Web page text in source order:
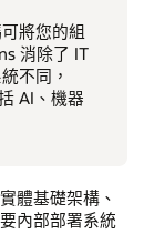
將您的組
消除了 IT
不同，
AI、機器
體基礎架構、
內部部署系統